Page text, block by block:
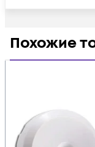
Похожие